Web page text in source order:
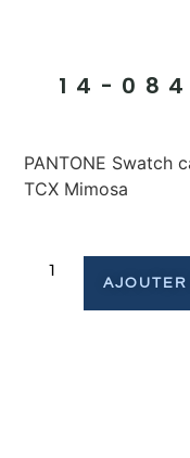
14-
PANTONE Swatch
TCX Mimosa